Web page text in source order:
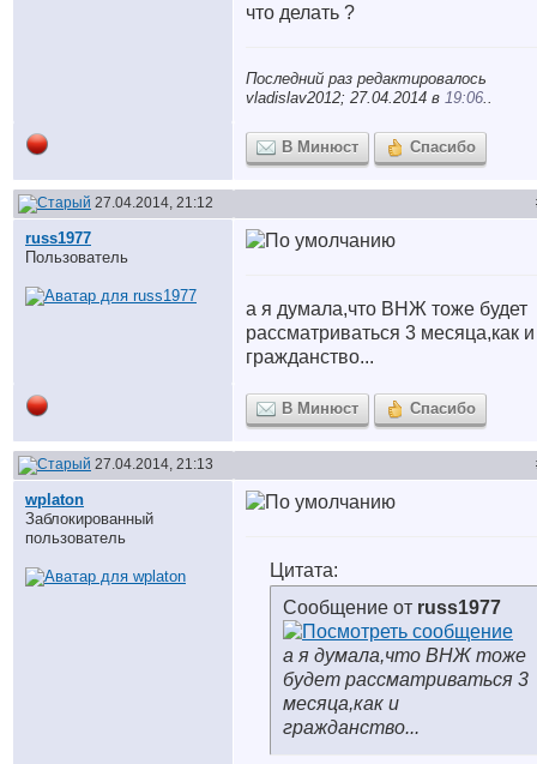
что делать ?
Последний раз редактировалось
vladislav2012; 27.04.2014 в 19:06..
В Минюст Спасибо
27.04.2014, 21:12
russ1977
Пользователь
а я думала,что ВНЖ тоже будет
рассматриваться 3 месяца,как и
гражданство...
В Минюст Спасибо
27.04.2014, 21:13
wplaton
Заблокированный
пользователь
Цитата:
Сообщение от russ1977
а я думала,что ВНЖ тоже
будет рассматриваться 3
месяца,как и
гражданство...